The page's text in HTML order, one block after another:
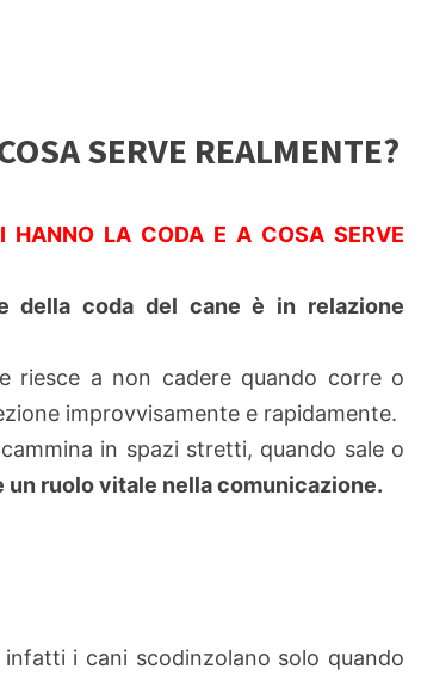
SERVE REALMENTE?
HANNO LA CODA E A COSA SERVE
della coda del cane è in relazione
riesce a non cadere quando corre o
improvvisamente e rapidamente.
in spazi stretti, quando sale o
un ruolo vitale nella comunicazione.
i cani scodinzolano solo quando